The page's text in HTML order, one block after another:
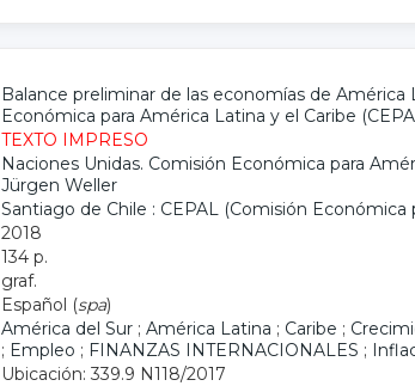
Balance preliminar de las economías de América
Económica para América Latina y el Caribe
TEXTO IMPRESO
Naciones Unidas. Comisión Económica para
Jürgen Weller
Santiago de Chile : CEPAL (Comisión Económica
2018
134 p.
graf.
Español (spa)
América del Sur ; América Latina ; Caribe ;
; Empleo ; FINANZAS INTERNACIONALES ;
Ubicación: 339.9 N118/2017